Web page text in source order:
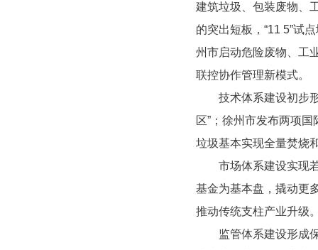
建筑垃圾、包装废物、
的突出短板，“11 5”试
州市启动危险废物、工
联控协作管理新模式。
技术体系建设初步形
区”；徐州市发布两项
垃圾基本实现全量焚烧
市场体系建设实现若
基金为基本盘，撬动更
推动传统支柱产业升级
监管体系建设形成保